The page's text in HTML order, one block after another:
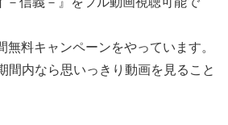
無料キャンペーンをやっています。
間内なら思いっきり動画を見ること